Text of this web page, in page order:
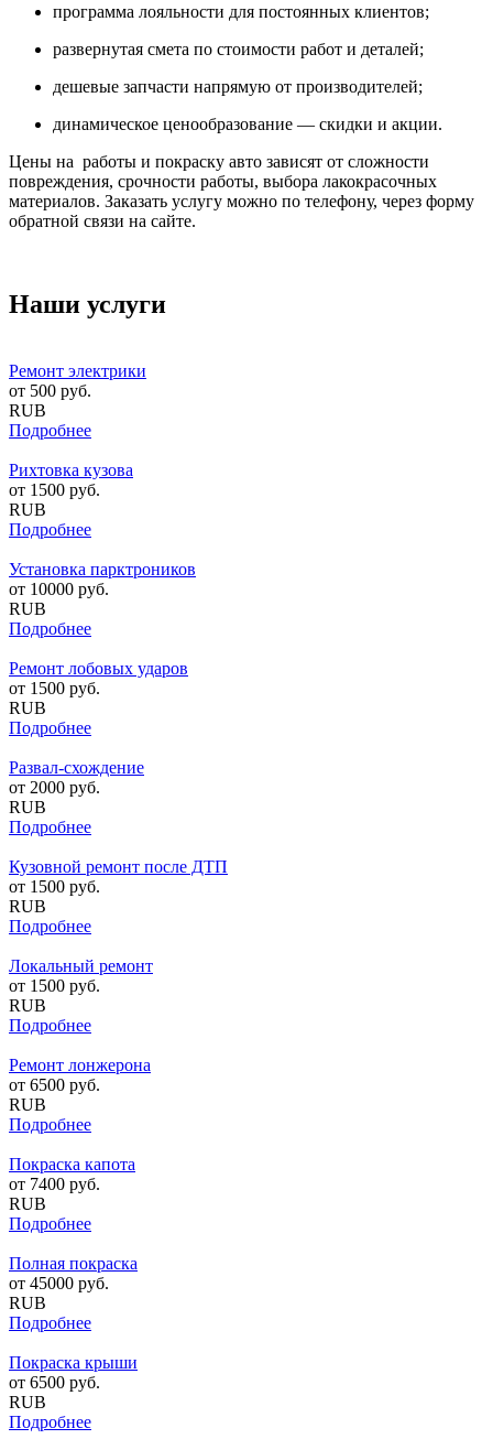
программа лояльности для постоянных клиентов;
развернутая смета по стоимости работ и деталей;
дешевые запчасти напрямую от производителей;
динамическое ценообразование — скидки и акции.
Цены на работы и покраску авто зависят от сложности
повреждения, срочности работы, выбора лакокрасочных
материалов. Заказать услугу можно по телефону, через форму
обратной связи на сайте.
Наши услуги
Ремонт электрики
от 500 руб.
RUB
Подробнее
Рихтовка кузова
от 1500 руб.
RUB
Подробнее
Установка парктроников
от 10000 руб.
RUB
Подробнее
Ремонт лобовых ударов
от 1500 руб.
RUB
Подробнее
Развал-схождение
от 2000 руб.
RUB
Подробнее
Кузовной ремонт после ДТП
от 1500 руб.
RUB
Подробнее
Локальный ремонт
от 1500 руб.
RUB
Подробнее
Ремонт лонжерона
от 6500 руб.
RUB
Подробнее
Покраска капота
от 7400 руб.
RUB
Подробнее
Полная покраска
от 45000 руб.
RUB
Подробнее
Покраска крыши
от 6500 руб.
RUB
Подробнее